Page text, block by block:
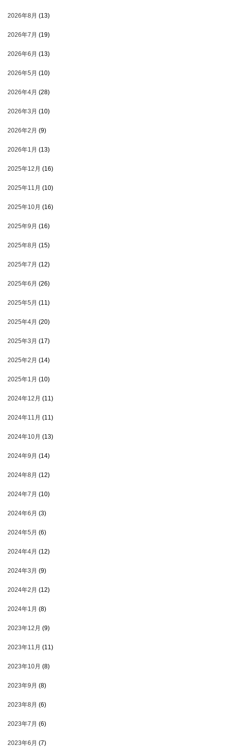
2026年8月 (13)
2026年7月 (19)
2026年6月 (13)
2026年5月 (10)
2026年4月 (28)
2026年3月 (10)
2026年2月 (9)
2026年1月 (13)
2025年12月 (16)
2025年11月 (10)
2025年10月 (16)
2025年9月 (16)
2025年8月 (15)
2025年7月 (12)
2025年6月 (26)
2025年5月 (11)
2025年4月 (20)
2025年3月 (17)
2025年2月 (14)
2025年1月 (10)
2024年12月 (11)
2024年11月 (11)
2024年10月 (13)
2024年9月 (14)
2024年8月 (12)
2024年7月 (10)
2024年6月 (3)
2024年5月 (6)
2024年4月 (12)
2024年3月 (9)
2024年2月 (12)
2024年1月 (8)
2023年12月 (9)
2023年11月 (11)
2023年10月 (8)
2023年9月 (8)
2023年8月 (6)
2023年7月 (6)
2023年6月 (7)